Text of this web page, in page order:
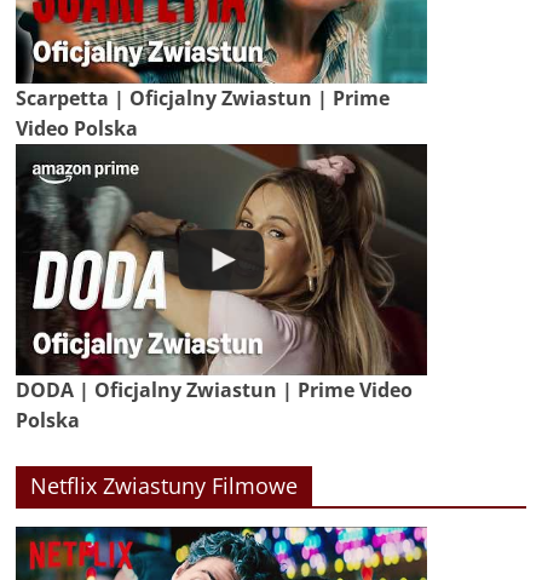
Scarpetta | Oficjalny Zwiastun | Prime
Video Polska
DODA | Oficjalny Zwiastun | Prime Video
Polska
Netflix Zwiastuny Filmowe